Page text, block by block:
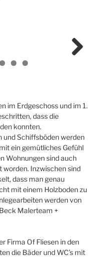
im Erdgeschoss und im 1.
dass die
konnten.
und Schiffsböden werden
ein gemütliches Gefühl
Wohnungen sind auch
worden. Inzwischen sind
dass man genau
mit einem Holzboden zu
werden von
Malerteam +
Firma Of Fliesen in den
die Bäder und WC’s mit